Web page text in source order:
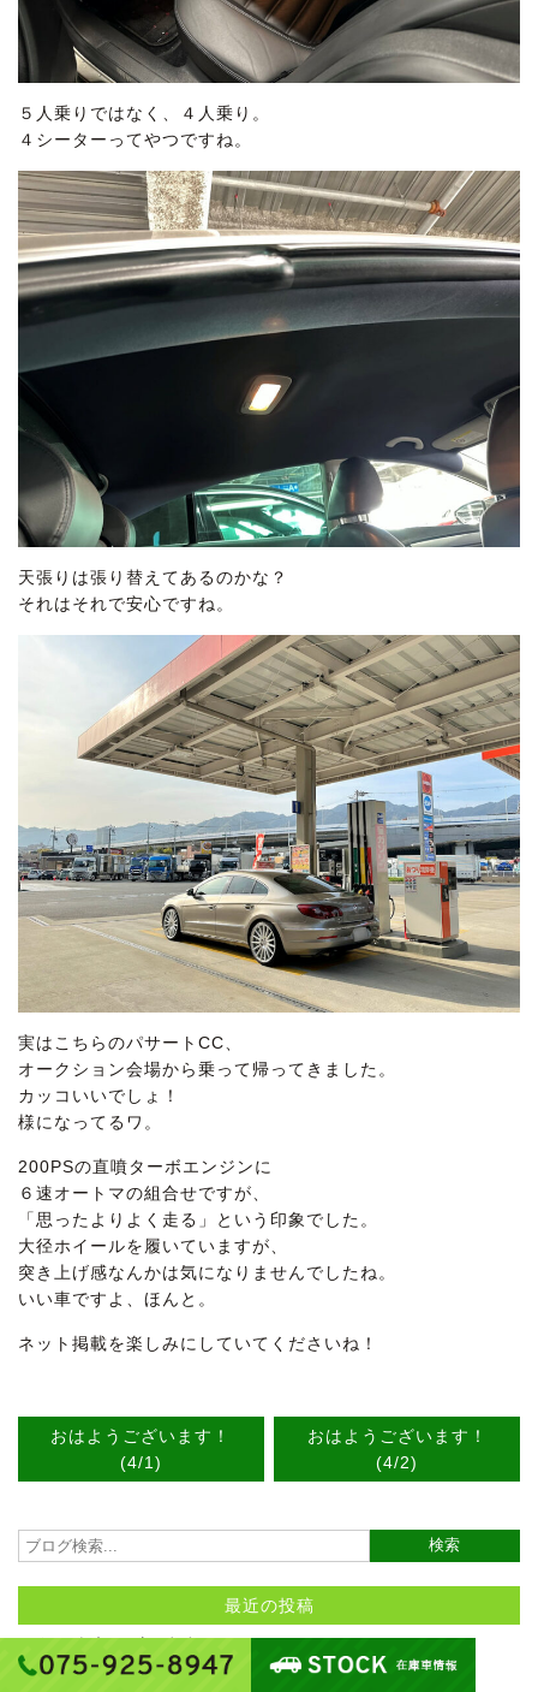
５人乗りではなく、４人乗り。
４シーターってやつですね。
天張りは張り替えてあるのかな？
それはそれで安心ですね。
実はこちらのパサートCC、
オークション会場から乗って帰ってきました。
カッコいいでしょ！
様になってるワ。
200PSの直噴ターボエンジンに
６速オートマの組合せですが、
「思ったよりよく走る」という印象でした。
大径ホイールを履いていますが、
突き上げ感なんかは気になりませんでしたね。
いい車ですよ、ほんと。
ネット掲載を楽しみにしていてくださいね！
おはようございます！
(4/1)
おはようございます！
(4/2)
最近の投稿
おはようございます！(8/6)
【新規入庫】B45A ルークス ハイウェイスター